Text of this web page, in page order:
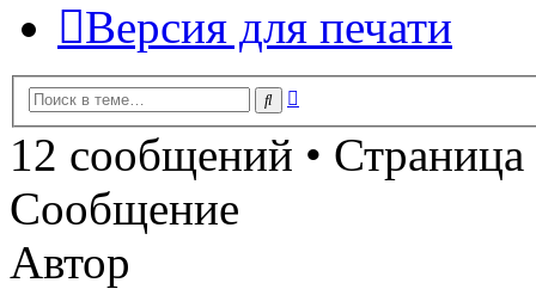
Версия для печати
Поиск
12 сообщений • Страница
Сообщение
Автор